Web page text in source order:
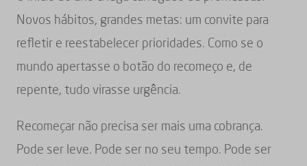
Novos hábitos, grandes metas: um convite para
refletir e reestabelecer prioridades. Como se o
mundo apertasse o botão do recomeço e, de
repente, tudo virasse urgência.
Recomeçar não precisa ser mais uma cobrança.
Pode ser leve. Pode ser no seu tempo. Pode ser